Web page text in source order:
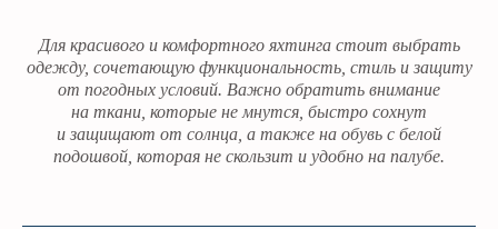
Для красивого и комфортного яхтинга стоит выбрать
одежду, сочетающую функциональность, стиль и защиту
от погодных условий. Важно обратить внимание
на ткани, которые не мнутся, быстро сохнут
и защищают от солнца, а также на обувь с белой
подошвой, которая не скользит и удобно на палубе.